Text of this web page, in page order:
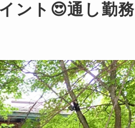
ント😍通し勤